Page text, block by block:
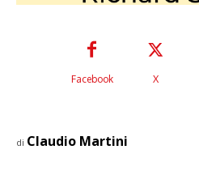
Facebook X
di Claudio Martini